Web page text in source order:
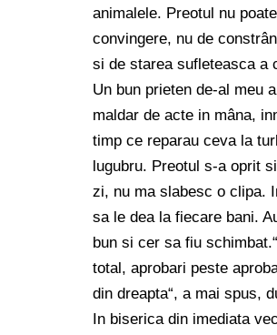
animalele. Preotul nu
convingere, nu de
si de starea sufleteasca a
Un bun prieten de-al meu
maldar de acte in mâna,
timp ce reparau ceva la
lugubru. Preotul s-a oprit
zi, nu ma slabesc o clipa.
sa le dea la fiecare bani.
bun si cer sa fiu
total, aprobari peste
din dreapta“, a mai spus,
In biserica din imediata